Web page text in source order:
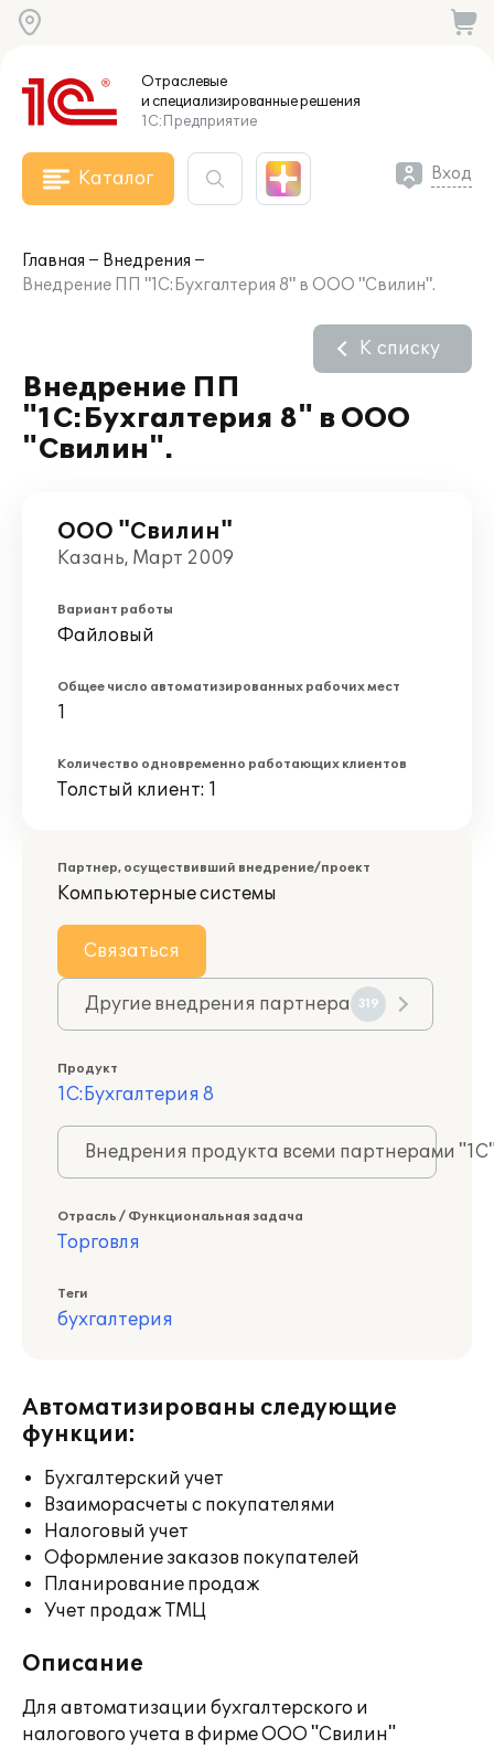
Отраслевые
и специализированныерешения
1С:Предприятие
Каталог Вход
Главная
Внедрения
Внедрение ПП "1С:Бухгалтерия 8" в ООО "Свилин".
Внедрение ПП
"1С:Бухгалтерия 8" в ООО
"Свилин".
К списку
ООО "Свилин"
Казань, Март 2009
Вариант работы
Файловый
Общее число автоматизированных рабочих мест
1
Количество одновременно работающих клиентов
Толстый клиент: 1
Партнер, осуществивший внедрение/проект
Компьютерные системы
Связаться
Другие внедрения партнера 319
Продукт
1С:Бухгалтерия 8
Внедрения продукта всеми партнерами
Отрасль / Функциональная задача
Торговля
Теги
бухгалтерия
Автоматизированы следующие
функции:
Бухгалтерский учет
Взаиморасчеты с покупателями
Налоговый учет
Оформление заказов покупателей
Планирование продаж
Учет продаж ТМЦ
Описание
Для автоматизации бухгалтерского и
налогового учета в фирме ООО "Свилин"